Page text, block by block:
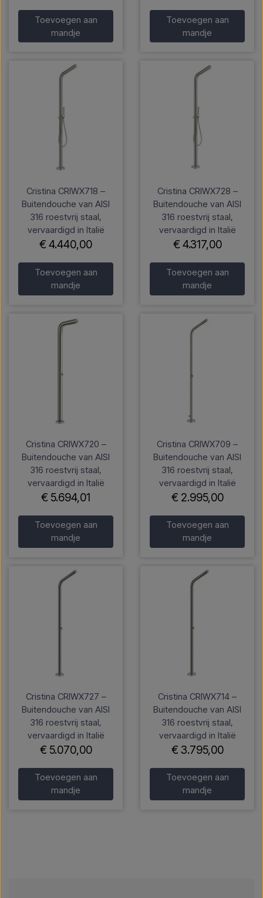
Toevoegen aan
mandje
Toevoegen aan
mandje
Cristina CRIWX718 –
Buitendouche van AISI
316 roestvrij staal,
vervaardigd in Italië
€ 4.440,00
Toevoegen aan
mandje
Cristina CRIWX728 –
Buitendouche van AISI
316 roestvrij staal,
vervaardigd in Italië
€ 4.317,00
Toevoegen aan
mandje
Cristina CRIWX720 –
Buitendouche van AISI
316 roestvrij staal,
vervaardigd in Italië
€ 5.694,01
Toevoegen aan
mandje
Cristina CRIWX709 –
Buitendouche van AISI
316 roestvrij staal,
vervaardigd in Italië
€ 2.995,00
Toevoegen aan
mandje
Cristina CRIWX727 –
Buitendouche van AISI
316 roestvrij staal,
vervaardigd in Italië
€ 5.070,00
Toevoegen aan
mandje
Cristina CRIWX714 –
Buitendouche van AISI
316 roestvrij staal,
vervaardigd in Italië
€ 3.795,00
Toevoegen aan
mandje